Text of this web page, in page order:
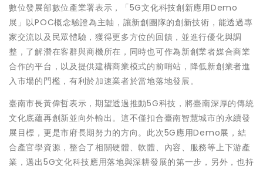
數位發展部數位產業署表示，「5G文化科技創新應用Demo
展」以POC概念驗證為主軸，讓新創團隊的創新技術，能透過專
家交流以及民眾體驗，獲得更多方位的回饋，並進行優化與調
整，了解潛在客群與商機所在，同時也可作為新創業者媒合商業
合作的平台，以及提供建構商業模式的前哨站，降低新創業者進
入市場的門檻，有利於加速業者於當地落地發展。
臺南市長黃偉哲表示，期望透過推動5G科技，將臺南深厚的傳統
文化底蘊再創新並向外輸出。這不僅扣合臺南智慧城市的永續發
展目標，更是市府長期努力的方向。此次5G應用Demo展，結
合產官學資源，整合了相關硬體、軟體、內容、服務等上下游產
業，邁出5G文化科技應用落地與深耕發展的第一步，另外，也持